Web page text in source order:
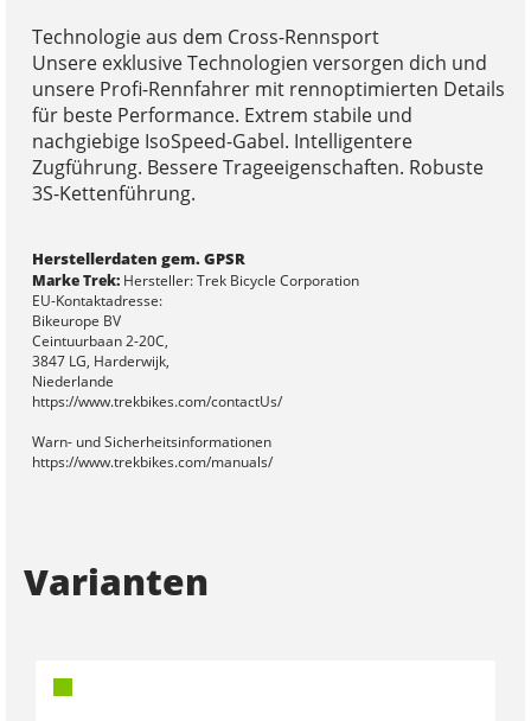
Technologie aus dem Cross-Rennsport
Unsere exklusive Technologien versorgen dich und
unsere Profi-Rennfahrer mit rennoptimierten Details
für beste Performance. Extrem stabile und
nachgiebige IsoSpeed-Gabel. Intelligentere
Zugführung. Bessere Trageeigenschaften. Robuste
3S-Kettenführung.
Herstellerdaten gem. GPSR
Marke Trek:Hersteller: Trek Bicycle Corporation
EU-Kontaktadresse:
Bikeurope BV
Ceintuurbaan 2-20C,
3847 LG, Harderwijk,
Niederlande
https://www.trekbikes.com/contactUs/
Warn- und Sicherheitsinformationen
https://www.trekbikes.com/manuals/
Varianten